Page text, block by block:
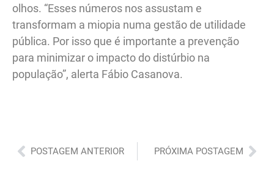
olhos. “Esses números nos assustam e
transformam a miopia numa gestão de utilidade
pública. Por isso que é importante a prevenção
para minimizar o impacto do distúrbio na
população”, alerta Fábio Casanova.
Anterior
POSTAGEM ANTERIOR PRÓXIMA POSTAGEM